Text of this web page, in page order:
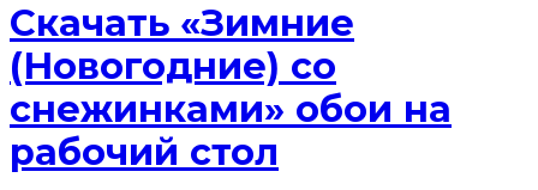
Скачать «Зимние
(Новогодние) со
снежинками» обои на
рабочий стол